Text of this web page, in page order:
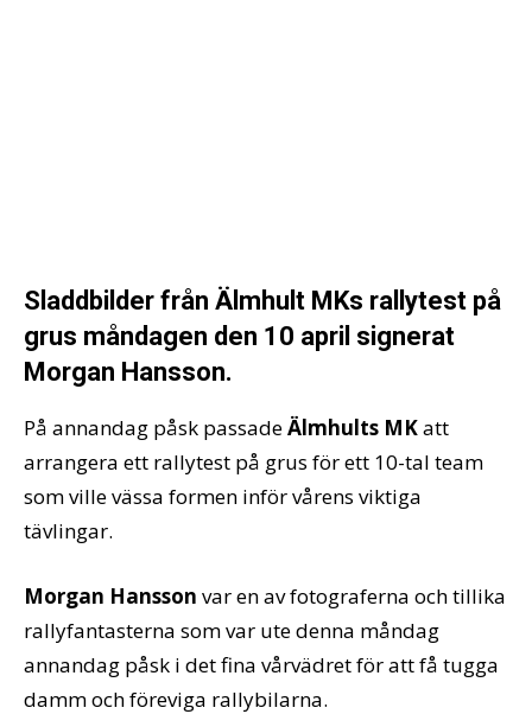
Sladdbilder från Älmhult MKs rallytest på
grus måndagen den 10 april signerat
Morgan Hansson.
På annandag påsk passadeÄlmhults MKatt
arrangera ett rallytest på grus för ett 10-tal team
som ville vässa formen inför vårens viktiga
tävlingar.
Morgan Hansson var en av fotograferna och tillika
rallyfantasterna som var ute denna måndag
annandag påsk i det fina vårvädret för att få tugga
damm och föreviga rallybilarna.